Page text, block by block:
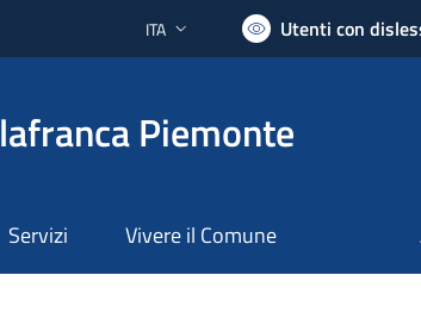
Lingua attiva:
ITA Utenti con
Piemonte
Servizi Vivere il Comune